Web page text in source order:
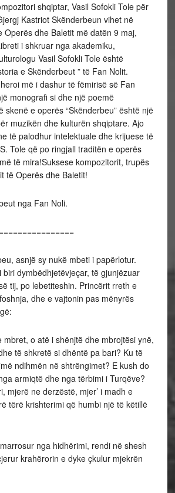
shqiptar, Vasil Sofokli Tole për
Kastriot Skënderbeun vihet në
Operës dhe Baletit më datën 9 maj,
i shkruar nga akademiku,
Vasil Sofokli Tole është
e Skënderbeut ” të Fan Nolit.
më i dashur të fëmirisë së Fan
monografi si dhe një poemë
skenë e operës “Skënderbeu” është një
muzikën dhe kulturën shqiptare. Ajo
të palodhur intelektuale dhe krijuese të
Tole që po ringjall traditën e operës
të mira!Suksese kompozitorit, trupës
të Operës dhe Baletit!
nga Fan Noli.
asnjë sy nukë mbeti i papërlotur.
dymbëdhjetëvjeçar, të gjunjëzuar
tij, po lebetiteshin. Princërit rreth e
dhe e vajtonin pas mënyrës
mbret, o atë i shënjtë dhe mbrojtësi ynë,
të shkretë si dhëntë pa bari? Ku të
ndihmën në shtrëngimet? E kush do
armiqtë dhe nga tërbimi i Turqëve?
mjerë ne derzëstë, mjer’ i madh e
tërë krishterimi që humbi një të këtillë
nga hidhërimi, rendi në shesh
krahërorin e dyke çkulur mjekrën